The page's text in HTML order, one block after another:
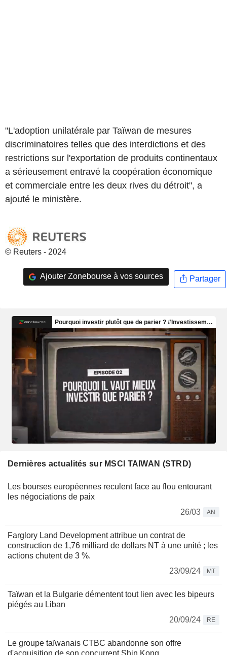
"L'adoption unilatérale par Taïwan de mesures
discriminatoires telles que des interdictions et des
restrictions sur l'exportation de produits continentaux
a sérieusement entravé la coopération économique
et commerciale entre les deux rives du détroit", a
ajouté le ministère.
© Reuters - 2024
Ajouter Zonebourse à vos sources Partager
Dernières actualités sur MSCI TAIWAN (STRD)
Les bourses européennes reculent face au flou entourant
les négociations de paix
26/03
AN
Farglory Land Development attribue un contrat de
construction de 1,76 milliard de dollars NT à une unité ; les
actions chutent de 3 %.
23/09/24
MT
Taïwan et la Bulgarie démentent tout lien avec les bipeurs
piégés au Liban
20/09/24
RE
Le groupe taïwanais CTBC abandonne son offre
d'acquisition de son concurrent Shin Kong